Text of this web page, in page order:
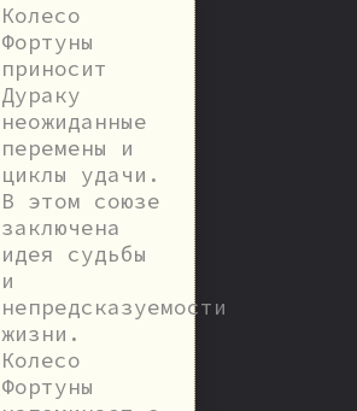
Колесо
Фортуны
приносит
Дураку
неожиданные
перемены и
циклы удачи.
В этом союзе
заключена
идея судьбы
и
непредсказуемости
жизни.
Колесо
Фортуны